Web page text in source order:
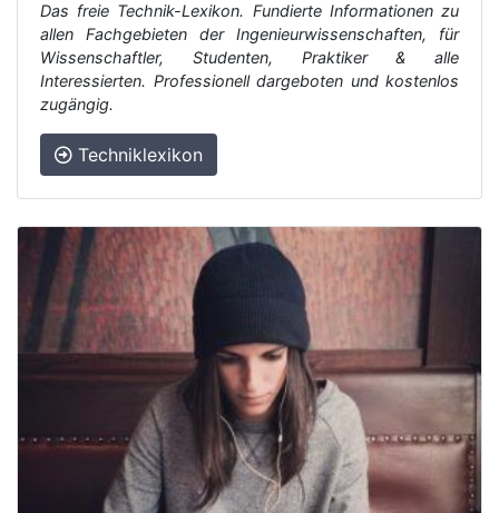
Das freie Technik-Lexikon. Fundierte Informationen zu
allen Fachgebieten der Ingenieurwissenschaften, für
Wissenschaftler, Studenten, Praktiker & alle
Interessierten. Professionell dargeboten und kostenlos
zugängig.
Techniklexikon